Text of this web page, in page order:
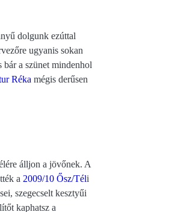
dolgunk ezúttal
ugyanis sokan
bár a szünet mindenhol
Réka mégis derűsen
álljon a jövőnek. A
a 2009/10 Ősz/Téli
szegecselt kesztyűi
kaphatsz a